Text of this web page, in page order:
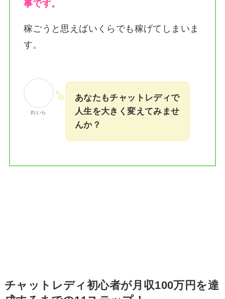
事です。
稼ごうと思えばいくらでも稼げてしまいま
す。
れいら
あなたもチャットレディで
人生を大きく変えてみませ
んか？
チャットレディ初心者が月収100万円を達